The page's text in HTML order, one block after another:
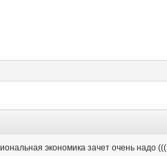
экономика зачет очень надо (((